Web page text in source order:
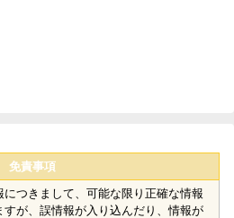
免責事項
つきまして、可能な限り正確な情報
が、誤情報が入り込んだり、情報が